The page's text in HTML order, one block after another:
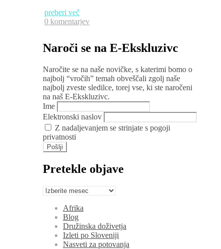
preberi več
0 komentarjev
Naroči se na E-Ekskluzivc
Naročite se na naše novičke, s katerimi bomo o
najbolj “vročih” temah obveščali zgolj naše
najbolj zveste sledilce, torej vse, ki ste naročeni
na naš E-Ekskluzivc.
Ime
Elektronski naslov
Z nadaljevanjem se strinjate s pogoji
privatnosti
Pretekle objave
Pretekle
Afrika
Blog
Družinska doživetja
Izleti po Sloveniji
Nasveti za potovanja